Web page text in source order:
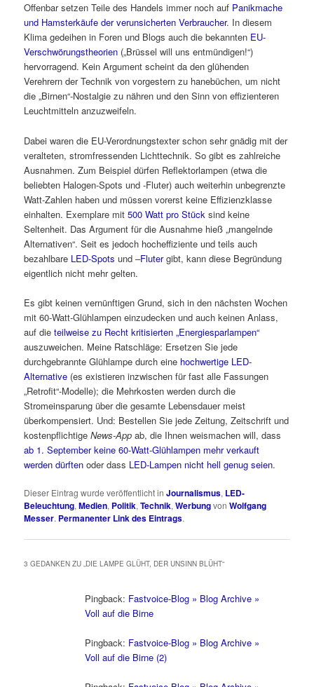
Offenbar setzen Teile des Handels immer noch auf Panikmache
und Hamsterkäufe der verunsicherten Verbraucher. In diesem
Klima gedeihen in Foren und Blogs auch die bekannten EU-
Verschwörungstheorien („Brüssel will uns entmündigen!“)
hervorragend. Kein Argument scheint da den glühenden
Verehrern der Technik von vorgestern zu hanebüchen, um nicht
die „Birnen“-Nostalgie zu nähren und den Sinn von effizienteren
Leuchtmitteln anzuzweifeln.
Dabei waren die EU-Verordnungstexter schon sehr gnädig mit der
veralteten, stromfressenden Lichttechnik. So gibt es zahlreiche
Ausnahmen. Zum Beispiel dürfen Reflektorlampen (etwa die
beliebten Halogen-Spots und -Fluter) auch weiterhin unbegrenzte
Watt-Zahlen haben und müssen vorerst keine Effizienzklasse
einhalten. Exemplare mit500 Watt pro Stück sind keine
Seltenheit. Das Argument für die Ausnahme hieß „mangelnde
Alternativen“. Seit es jedoch hocheffiziente und teils auch
bezahlbare LED-Spots und –Flutergibt, kann diese Begründung
eigentlich nicht mehr gelten.
Es gibt keinen vernünftigen Grund, sich in den nächsten Wochen
mit 60-Watt-Glühlampen einzudecken und auch keinen Anlass,
auf dieteilweise zu Recht kritisierten „Energiesparlampen“
auszuweichen. Meine Ratschläge: Ersetzen Sie jede
durchgebrannte Glühlampe durch eine hochwertige LED-
Alternative (es existieren inzwischen für fast alle Fassungen
„Retrofit“-Modelle); die Mehrkosten werden durch die
Stromeinsparung über die gesamte Lebensdauer meist
überkompensiert. Und: Bestellen Sie jede Zeitung, Zeitschrift und
kostenpflichtigeNews-App ab, die Ihnen weismachen will, dass
ab 1. September keine 60-Watt-Glühlampen mehr verkauft
werden dürften oder dass LED-Lampen nicht hell genug seien.
Dieser Eintrag wurde veröffentlicht inJournalismus, LED-
Beleuchtung,Medien, Politik,Technik,WerbungvonWolfgang
Messer. Permanenter Link des Eintrags.
3 GEDANKEN ZU „DIE LAMPE GLÜHT, DER UNSINN BLÜHT“
Pingback: Fastvoice-Blog » Blog Archive »
Voll auf die Birne
Pingback: Fastvoice-Blog » Blog Archive »
Voll auf die Birne (2)